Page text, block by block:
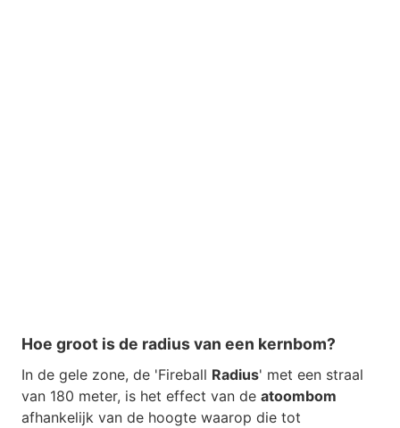
Hoe groot is de radius van een kernbom?
In de gele zone, de 'Fireball Radius' met een straal
van 180 meter, is het effect van de atoombom
afhankelijk van de hoogte waarop die tot